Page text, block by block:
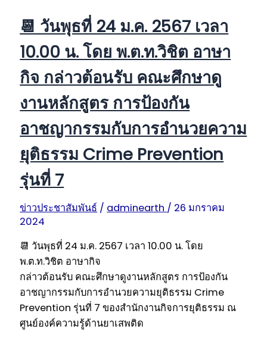
📆 วันพุธที่ 24 ม.ค. 2567 เวลา
10.00 น. โดย พ.ต.ท.วิชิต อาษา
กิจ กล่าวต้อนรับ คณะศึกษาดู
งานหลักสูตร การป้องกัน
อาชญากรรมกับการอำนวยความ
ยุติธรรม Crime Prevention
รุ่นที่ 7
ข่าวประชาสัมพันธ์ / adminearth / 26 มกราคม
2024
📆 วันพุธที่ 24 ม.ค. 2567 เวลา 10.00 น. โดย
พ.ต.ท.วิชิต อาษากิจ
กล่าวต้อนรับ คณะศึกษาดูงานหลักสูตร การป้องกัน
อาชญากรรมกับการอำนวยความยุติธรรม Crime
Prevention รุ่นที่ 7 ของสำนักงานกิจการยุติธรรม ณ
ศูนย์องค์ความรู้ด้านยาเสพติด